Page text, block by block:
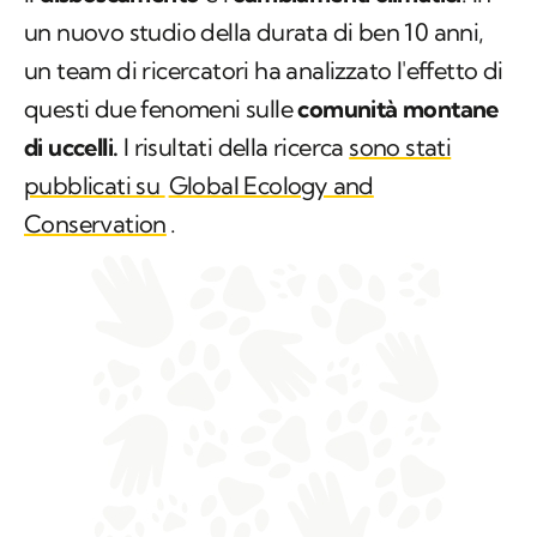
un nuovo studio della durata di ben 10 anni,
un team di ricercatori ha analizzato l'effetto di
questi due fenomeni sullecomunità montane
di uccelli. I risultati della ricerca sono stati
pubblicati su Global Ecology and
Conservation .